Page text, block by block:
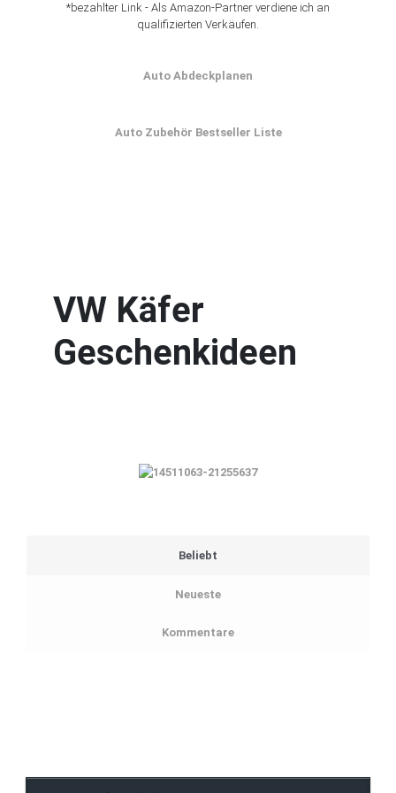
*bezahlter Link - Als Amazon-Partner verdiene ich an
qualifizierten Verkäufen.
Auto Abdeckplanen
Auto Zubehör Bestseller Liste
VW Käfer
Geschenkideen
Beliebt
Neueste
Kommentare